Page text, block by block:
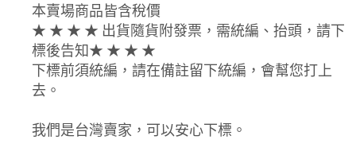
本賣場商品皆含稅價
★ ★ ★ ★ 出貨隨貨附發票，需統編、抬頭，請下
標後告知★ ★ ★ ★
下標前須統編，請在備註留下統編，會幫您打上
去。
我們是台灣賣家，可以安心下標。